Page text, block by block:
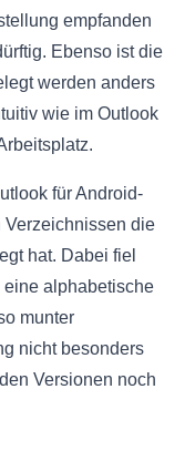
empfanden
Ebenso ist die
werden anders
wie im Outlook
für Android-
Verzeichnissen die
hat. Dabei fiel
eine alphabetische
munter
nicht besonders
Versionen noch